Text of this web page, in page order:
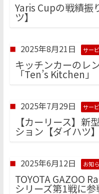
Yaris Cupの戦績振
ツ】
2025年8月21日 サー
キッチンカーのレ
「Ten’s Kitchen」
2025年7月29日 サー
【カーリース】新
ション【ダイハツ】
2025年6月12日 お知
TOYOTA GAZOO
シリーズ第1戦に参